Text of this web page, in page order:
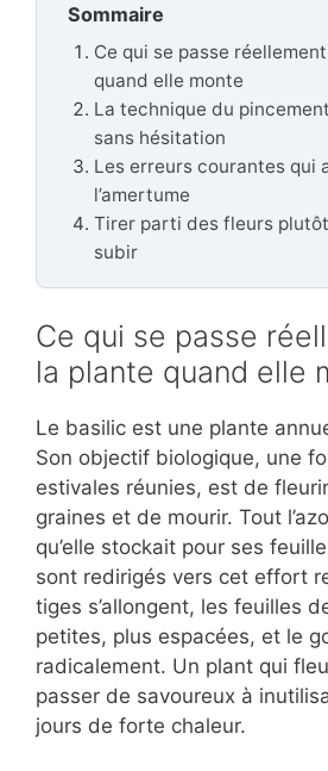
Sommaire
Ce qui se passe
quand elle monte
La technique du
sans hésitation
Les erreurs courantes qui
l’amertume
Tirer parti des fleurs
subir
Ce qui se passe
la plante quand elle
Le basilic est une plante
Son objectif biologique, une
estivales réunies, est de
graines et de mourir. Tout
qu’elle stockait pour ses
sont redirigés vers cet effort
tiges s’allongent, les feuilles
petites, plus espacées, et le
radicalement. Un plant qui
passer de savoureux à
jours de forte chaleur.